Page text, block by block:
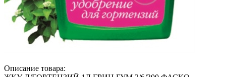
Описание товара: